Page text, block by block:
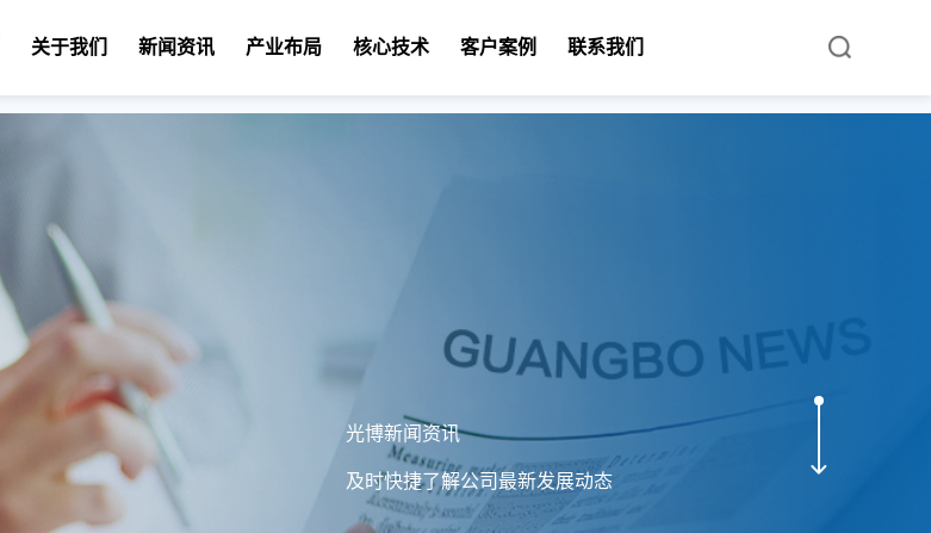
关于我们 新闻资讯 产业布局 核心技术 客户案例 联系我们
光博新闻资讯
及时快捷了解公司最新发展动态